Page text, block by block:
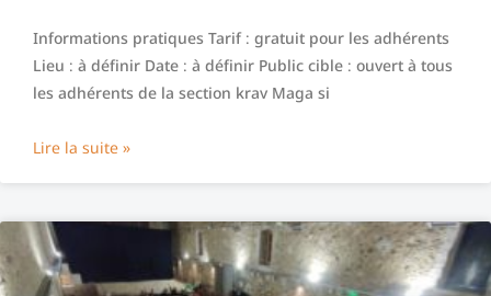
Informations pratiques Tarif : gratuit pour les adhérents
Lieu : à définir Date : à définir Public cible : ouvert à tous
les adhérents de la section krav Maga si
Lire la suite »